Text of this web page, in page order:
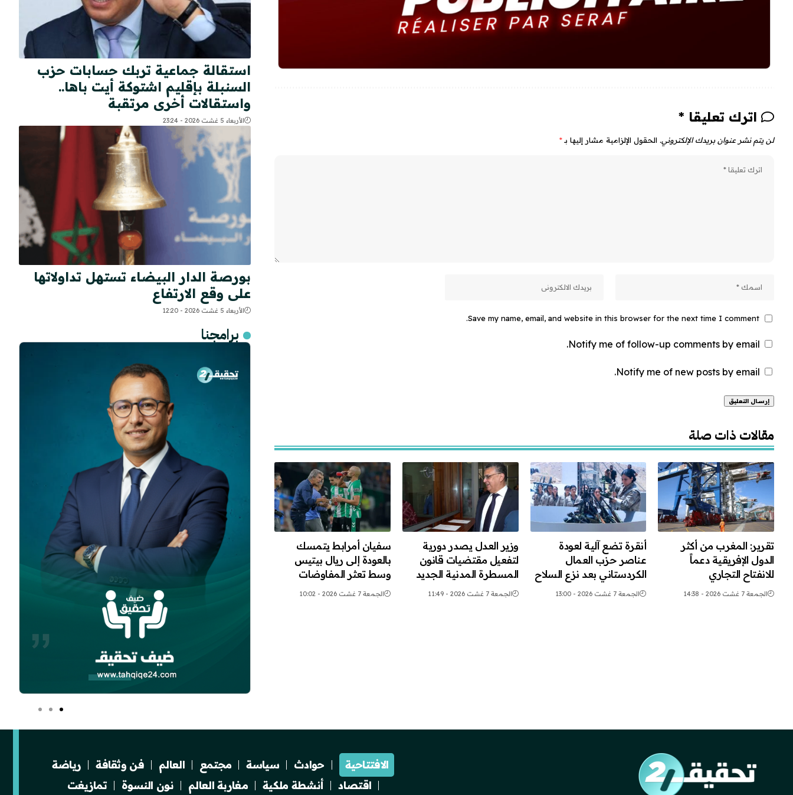
اترك تعليقا *
لن يتم نشر عنوان بريدك الإلكتروني. الحقول الإلزامية مشار إليها بـ*
Save my name, email, and website in this browser for the next time I comment.
Notify me of follow-up comments by email.
Notify me of new posts by email.
مقالات ذات صلة
تقرير: المغرب من أكثر
الدول الإفريقية دعماً
للانفتاح التجاري
الجمعة 7 غشت 2026 - 14:38
أنقرة تضع آلية لعودة
عناصر حزب العمال
الكردستاني بعد نزع السلاح
الجمعة 7 غشت 2026 - 13:00
وزير العدل يصدر دورية
لتفعيل مقتضيات قانون
المسطرة المدنية الجديد
الجمعة 7 غشت 2026 - 11:49
سفيان أمرابط يتمسك
بالعودة إلى ريال بيتيس
وسط تعثر المفاوضات
الجمعة 7 غشت 2026 - 10:02
استقالة جماعية تربك حسابات حزب
السنبلة بإقليم اشتوكة أيت باها..
واستقالات أخرى مرتقبة
الأربعاء 5 غشت 2026 - 23:24
بورصة الدار البيضاء تستهل تداولاتها
على وقع الارتفاع
الأربعاء 5 غشت 2026 - 12:20
برامجنا
الافتتاحية حوادث سياسة مجتمع العالم فن وثقافة
رياضة
اقتصاد
أنشطة ملكية مغاربة العالم نون النسوة تمازيغت